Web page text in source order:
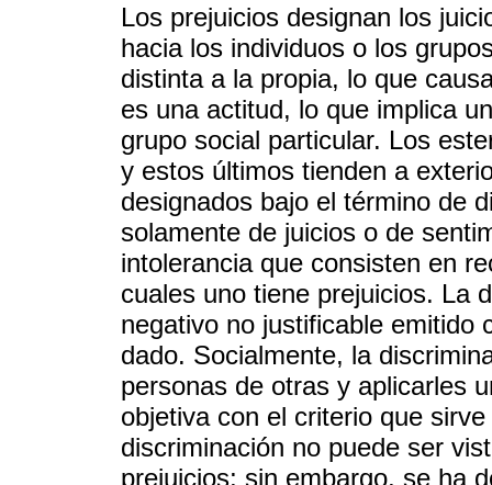
Los prejuicios designan los
hacia los individuos o los
distinta a la propia, lo que
es una actitud, lo que implica
grupo social particular. Los
y estos últimos tienden a
designados bajo el término de
solamente de juicios o de
intolerancia que consisten en
cuales uno tiene prejuicios. La
negativo no justificable emitido
dado. Socialmente, la
personas de otras y aplicarles
objetiva con el criterio que
discriminación no puede ser
prejuicios; sin embargo, se ha